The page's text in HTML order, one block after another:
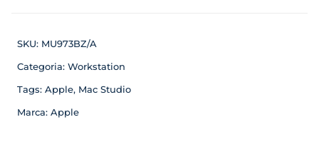
SKU: MU973BZ/A
Categoria: Workstation
Tags: Apple, Mac Studio
Marca: Apple